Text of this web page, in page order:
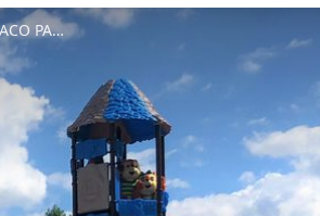
Monaco-Parc-Longny - © MONACO PARC